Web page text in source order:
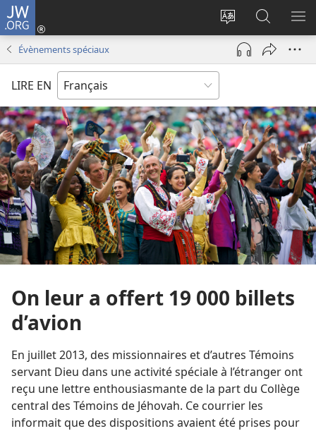
JW.ORG
Changer
langue
Se
connecter
(ouvre
nouvelle
sur
JW.ORG
Évènements spéciaux
LIRE EN
On leur a offert 19 000 billets
d’avion
En juillet 2013, des missionnaires et d’autres Témoins
servant Dieu dans une activité spéciale à l’étranger ont
reçu une lettre enthousiasmante de la part du Collège
central des Témoins de Jéhovah. Ce courrier les
informait que des dispositions avaient été prises pour